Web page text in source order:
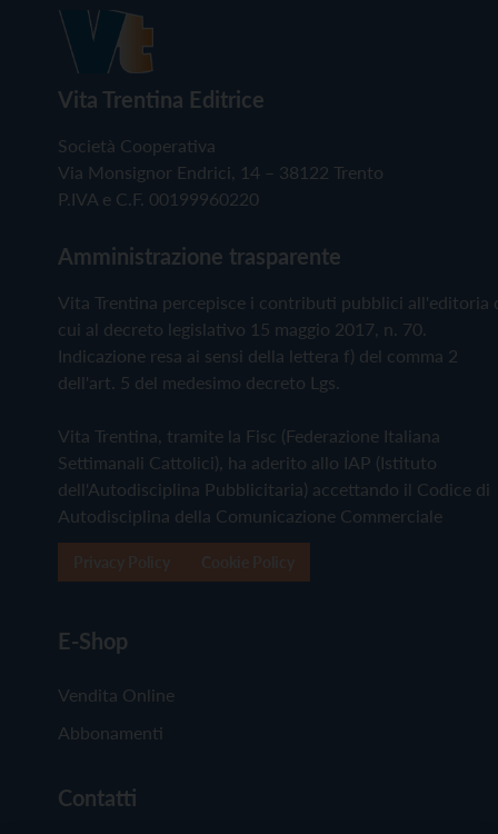
Vita Trentina Editrice
Società Cooperativa
Via Monsignor Endrici, 14 – 38122 Trento
P.IVA e C.F. 00199960220
Amministrazione trasparente
Vita Trentina percepisce i contributi pubblici all'editoria
cui al decreto legislativo 15 maggio 2017, n. 70.
Indicazione resa ai sensi della lettera f) del comma 2
dell'art. 5 del medesimo decreto Lgs.
Vita Trentina, tramite la Fisc (Federazione Italiana
Settimanali Cattolici), ha aderito allo IAP (Istituto
dell'Autodisciplina Pubblicitaria) accettando il Codice di
Autodisciplina della Comunicazione Commerciale
E-Shop
Vendita Online
Abbonamenti
Contatti